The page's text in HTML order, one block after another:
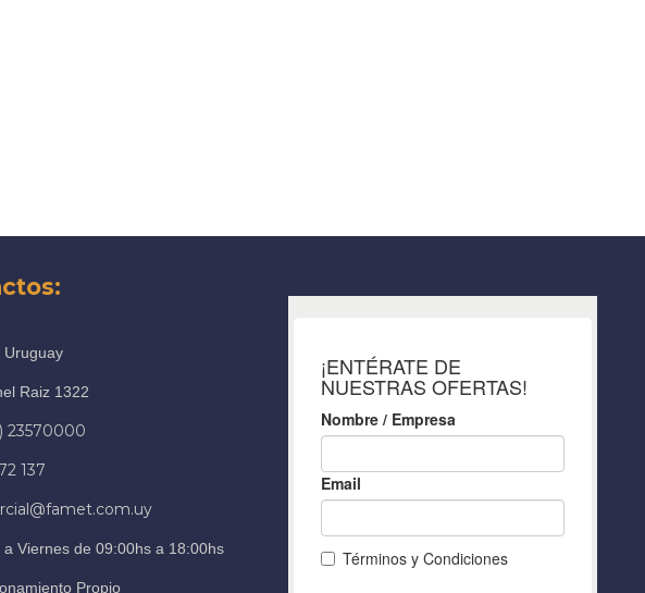
Uruguay
Raiz 1322
23570000
137
a Viernes de 09:00hs a 18:00hs
Propio